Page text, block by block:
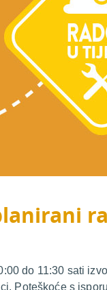
do 11:30 sati
Poteškoće s